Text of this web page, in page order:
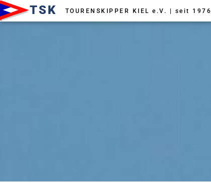
Zum
Inhalt
TSK TOURENSKIPPER KIEL e.V. | seit 1976